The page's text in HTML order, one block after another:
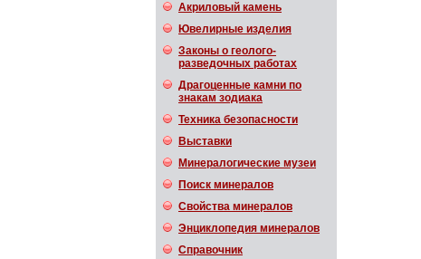
Акриловый камень
Ювелирные изделия
Законы о геолого-
разведочных работах
Драгоценные камни по
знакам зодиака
Техника безопасности
Выставки
Минералогические музеи
Поиск минералов
Свойства минералов
Энциклопедия минералов
Справочник